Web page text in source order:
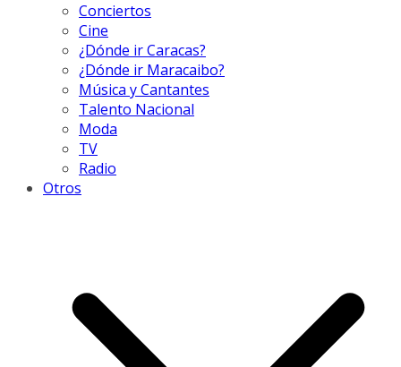
Conciertos
Cine
¿Dónde ir Caracas?
¿Dónde ir Maracaibo?
Música y Cantantes
Talento Nacional
Moda
TV
Radio
Otros